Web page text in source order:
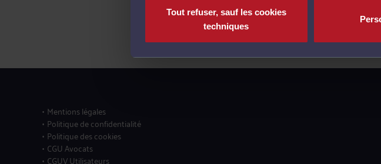
Tout refuser, sauf les cookies
techniques
Mentions légales
Politique de confidentialité
Politique des cookies
CGU Avocats
CGUV Utilisateurs